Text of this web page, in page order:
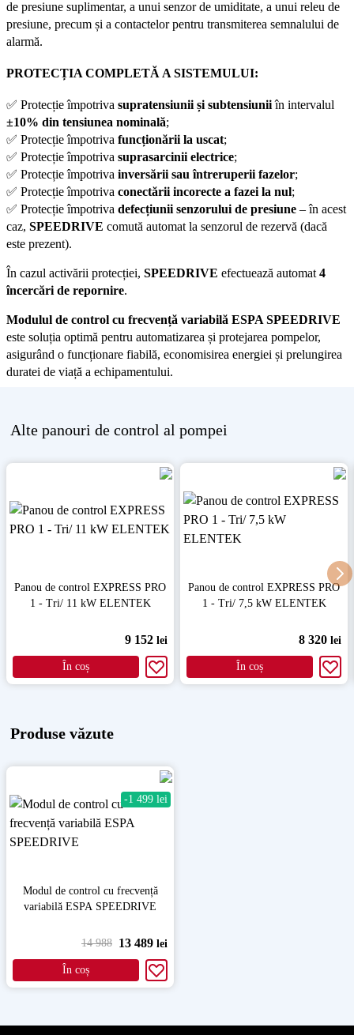
de presiune suplimentar, a unui senzor de umiditate, a unui releu de
presiune, precum și a contactelor pentru transmiterea semnalului de
alarmă.
PROTECȚIA COMPLETĂ A SISTEMULUI:
✅ Protecție împotriva supratensiunii și subtensiuniiîn intervalul
±10% din tensiunea nominală;
✅ Protecție împotriva funcționării la uscat;
✅ Protecție împotriva suprasarcinii electrice;
✅ Protecție împotriva inversării sau întreruperii fazelor;
✅ Protecție împotriva conectării incorecte a fazei la nul;
✅ Protecție împotriva defecțiunii senzorului de presiune – în acest
caz, SPEEDRIVE comută automat la senzorul de rezervă (dacă
este prezent).
În cazul activării protecției, SPEEDRIVE efectuează automat 4
încercări de repornire.
Modulul de control cu frecvență variabilă ESPA SPEEDRIVE
este soluția optimă pentru automatizarea și protejarea pompelor,
asigurând o funcționare fiabilă, economisirea energiei și prelungirea
duratei de viață a echipamentului.
Alte panouri de control al pompei
Panou de control EXPRESS PRO
1 - Tri/ 11 kW ELENTEK
9 152 lei
În coș
Panou de control EXPRESS PRO
1 - Tri/ 7,5 kW ELENTEK
8 320 lei
În coș
Produse văzute
-1 499 lei
Modul de control cu frecvență
variabilă ESPA SPEEDRIVE
14 988 13 489 lei
În coș